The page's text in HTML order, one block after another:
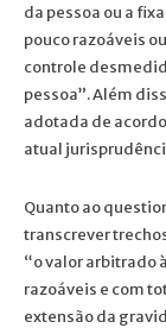
da pessoa ou a
pouco razoáveis
controle
pessoa”. Além
adotada de
atual
Quanto ao
transcrever
“o valor arbitrado
razoáveis e com
extensão da